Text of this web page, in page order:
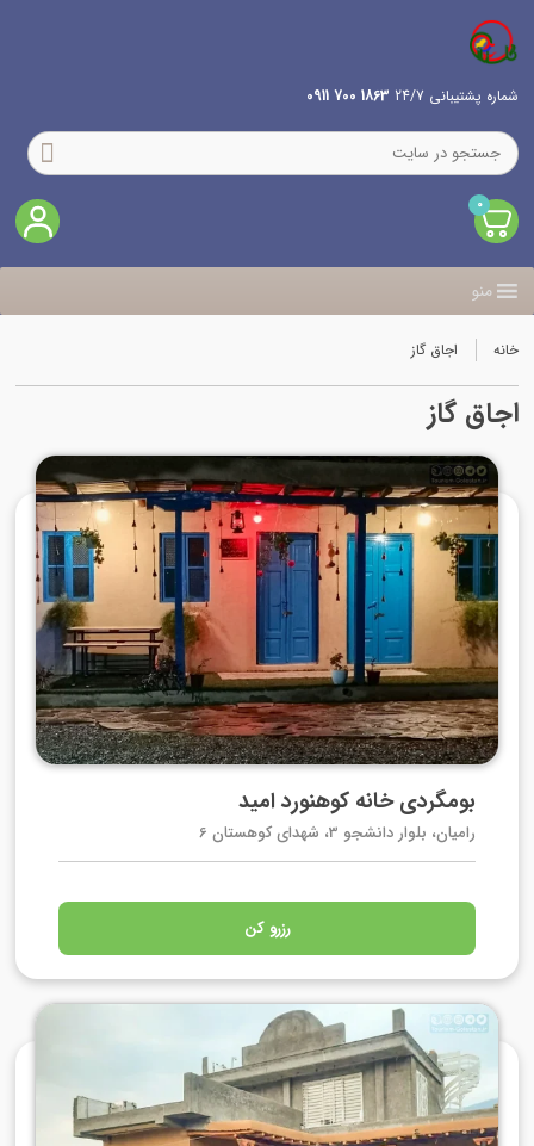
شماره پشتیبانی 24/7 1863 700 0911
0
منو
خانه اجاق گاز
اجاق گاز
بومگردی خانه کوهنورد امید
رامیان، بلوار دانشجو 3، شهدای کوهستان 6
رزرو کن